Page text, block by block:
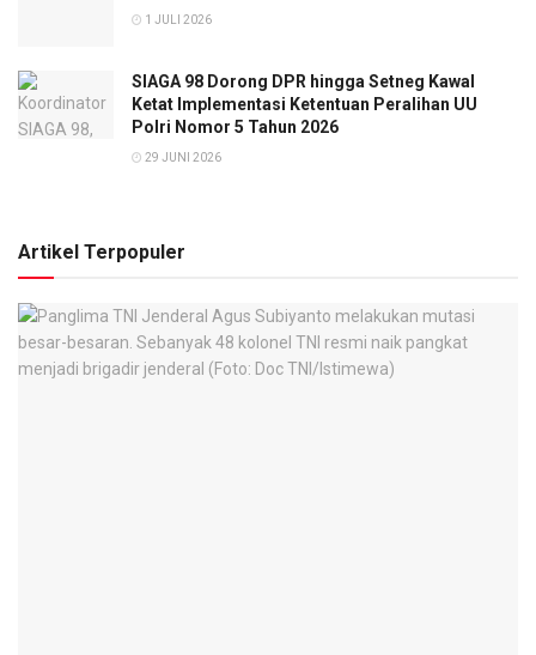
1 JULI 2026
SIAGA 98 Dorong DPR hingga Setneg Kawal
Ketat Implementasi Ketentuan Peralihan UU
Polri Nomor 5 Tahun 2026
29 JUNI 2026
Artikel Terpopuler